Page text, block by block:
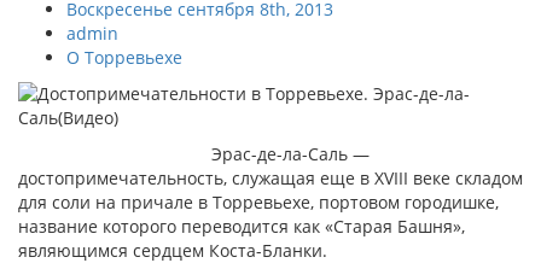
Воскресенье сентября 8th, 2013
admin
О Торревьехе
Эрас-де-ла-Саль —
достопримечательность, служащая еще в XVIII веке складом
для соли на причале в Торревьехе, портовом городишке,
название которого переводится как «Старая Башня»,
являющимся сердцем Коста-Бланки.